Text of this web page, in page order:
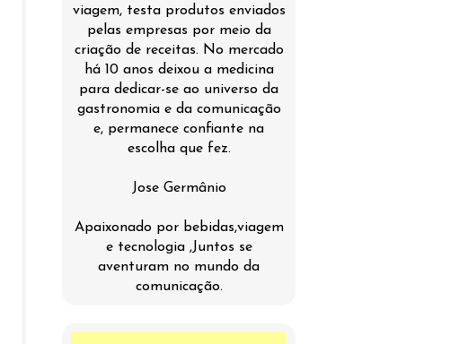
viagem, testa produtos enviados
pelas empresas por meio da
criação de receitas. No mercado
há 10 anos deixou a medicina
para dedicar-se ao universo da
gastronomia e da comunicação
e, permanece confiante na
escolha que fez.
Jose Germânio
Apaixonado por bebidas,viagem
e tecnologia ,Juntos se
aventuram no mundo da
comunicação.